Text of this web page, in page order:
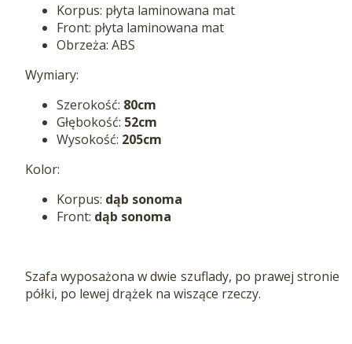
Korpus: płyta laminowana mat
Front: płyta laminowana mat
Obrzeża: ABS
Wymiary:
Szerokość: 80cm
Głębokość: 52cm
Wysokość: 205cm
Kolor:
Korpus: dąb sonoma
Front: dąb sonoma
Szafa wyposażona w dwie szuflady, po prawej stronie
półki, po lewej drążek na wiszące rzeczy.